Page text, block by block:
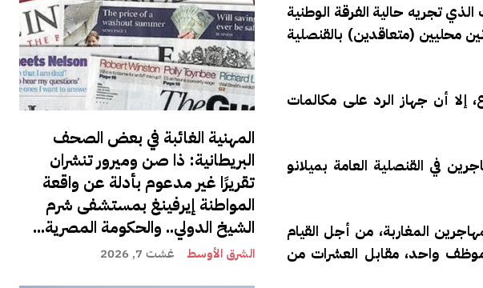
المهنية الغائبة في بعض الصحف
البريطانية: ذا صن وميرور تنشران
تقريرًا غير مدعوم بأدلة عن واقعة
المواطنة إيرفينغ بمستشفى شرم
الشيخ الدولي.. والحكومة المصرية...
الشرق الأوسط غشت 7, 2026
الذي تجريه حالية الفرقة الوطنية
محليين (متعاقدين) بالقنصلية
إلا أن جهاز الرد على مكالمات
في القنصلية العامة بميلانو
المغاربة، من أجل القيام
موظف واحد، مقابل العشرات من